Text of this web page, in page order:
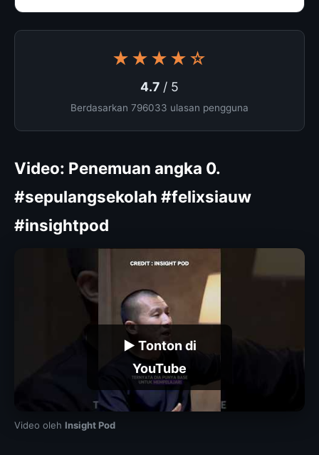
★★★★☆
4.7 / 5
Berdasarkan 796033 ulasan pengguna
Video: Penemuan angka 0.
#sepulangsekolah #felixsiauw
#insightpod
▶ Tonton di
YouTube
Video oleh Insight Pod